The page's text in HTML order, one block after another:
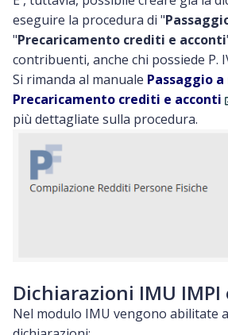
eseguire la procedura di "
"Precaricamento crediti e acconti
contribuenti, anche chi possiede P.
Si rimanda al manuale Passaggio
Precaricamento crediti e acconti
più dettagliate sulla procedura.
Dichiarazioni IMU IMPI
Nel modulo IMU vengono abilitate